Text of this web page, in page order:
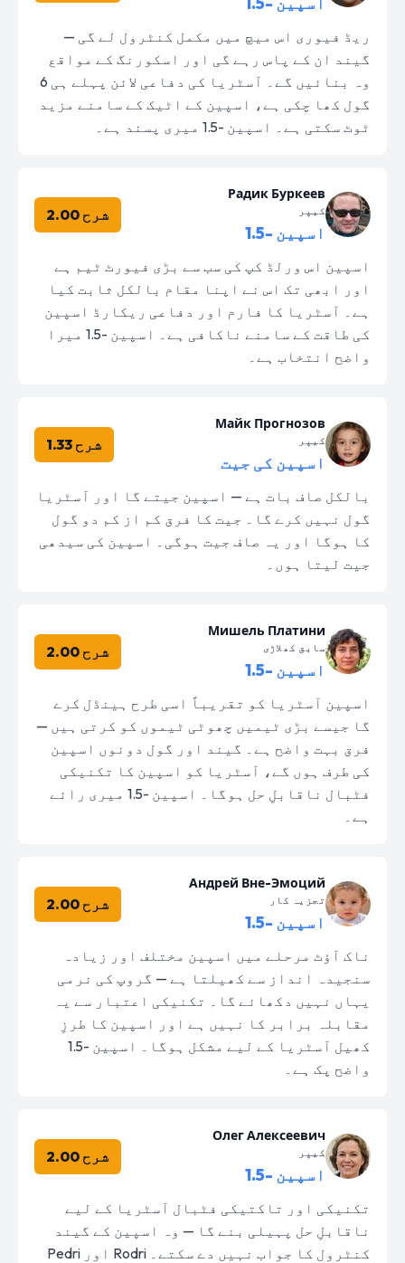
ریڈ فیوری اس میچ میں مکمل کنٹرول لے گی —
گیند ان کے پاس رہے گی اور اسکورنگ کے مواقع
وہ بنائیں گے۔ آسٹریا کی دفاعی لائن پہلے ہی 6
گول کھا چکی ہے، اسپین کے اٹیک کے سامنے مزید
ٹوٹ سکتی ہے۔ اسپین -1.5 میری پسند ہے۔
Радик Буркеев
کیپر
اسپین -1.5
شرح 2.00
اسپین اس ورلڈ کپ کی سب سے بڑی فیورٹ ٹیم ہے
اور ابھی تک اس نے اپنا مقام بالکل ثابت کیا
ہے۔ آسٹریا کا فارم اور دفاعی ریکارڈ اسپین
کی طاقت کے سامنے ناکافی ہے۔ اسپین -1.5 میرا
واضح انتخاب ہے۔
Майк Прогнозов
کیپر
اسپین کی جیت
شرح 1.33
بالکل صاف بات ہے — اسپین جیتے گا اور آسٹریا
گول نہیں کرے گا۔ جیت کا فرق کم از کم دو گول
کا ہوگا اور یہ صاف جیت ہوگی۔ اسپین کی سیدھی
جیت لیتا ہوں۔
Мишель Платини
سابق کھلاڑی
اسپین -1.5
شرح 2.00
اسپین آسٹریا کو تقریباً اسی طرح ہینڈل کرے
گا جیسے بڑی ٹیمیں چھوٹی ٹیموں کو کرتی ہیں —
فرق بہت واضح ہے۔ گیند اور گول دونوں اسپین
کی طرف ہوں گے، آسٹریا کو اسپین کا تکنیکی
فٹبال ناقابلِ حل ہوگا۔ اسپین -1.5 میری رائے
ہے۔
Андрей Вне-Эмоций
تجزیہ کار
اسپین -1.5
شرح 2.00
ناک آؤٹ مرحلے میں اسپین مختلف اور زیادہ
سنجیدہ انداز سے کھیلتا ہے — گروپ کی نرمی
یہاں نہیں دکھائے گا۔ تکنیکی اعتبار سے یہ
مقابلہ برابر کا نہیں ہے اور اسپین کا طرزِ
کھیل آسٹریا کے لیے مشکل ہوگا۔ اسپین -1.5
واضح پک ہے۔
Олег Алексеевич
کیپر
اسپین -1.5
شرح 2.00
تکنیکی اور تاکتیکی فٹبال آسٹریا کے لیے
ناقابلِ حل پہیلی بنے گا — وہ اسپین کے گیند
کنٹرول کا جواب نہیں دے سکتے۔ Rodri اور Pedri